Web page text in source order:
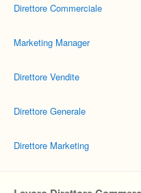
Direttore Commerciale
Marketing Manager
Direttore Vendite
Direttore Generale
Direttore Marketing